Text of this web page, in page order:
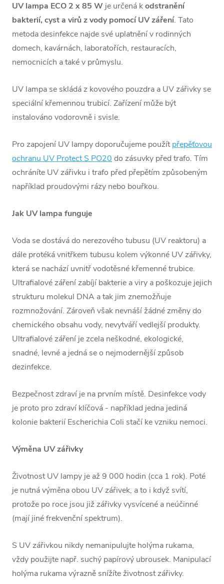
UV lampa ECO 2 x 85 W je určená kodstranění
bakterií, cyst a virů z vody pomocí UV záření. Tato
metoda desinfekce najde své uplatnění v rodinných
domech, kavárnách, laboratořích, restauracích,
nemocnicích a také v průmyslu.
UV lampa se skládá z kovového pouzdra a UV zářivky se
speciální křemennou trubicí. Zařízení může být
instalováno vodorovně i svisle.
Pro zapojení UV lampy doporučujeme použítpřepěťovou
ochranu UV Protect S PO20 do zásuvky před trafo. Tím
ochráníte UV zářivku i trafo před přepětím způsobeným
například proudovými rázy nebo bouřkou.
Jak UV lampa funguje
Voda se dostává do nerezového tubusu (UV reaktoru) a
dále protéká vnitřkem tubusu kolem výkonné UV zářivky,
která se nachází uvnitř vodotěsné křemenné trubice.
Ultrafialové záření zabíjí bakterie a viry a poškozuje jejich
strukturu molekul DNA a tak jim znemožňuje
rozmnožování. Zároveň však nevnáší žádné změny do
chemického obsahu vody, nevytváří vedlejší produkty.
Ultrafialové záření je zcela neškodné, ekologické,
snadné, levné a jedná se o nejmodernější způsob
dezinfekce.
Bezpečnost zdraví je na prvním místě. Desinfekce vody
je proto pro zdraví klíčová - například jedna jediná
kolonie bakterií Escherichia Coli stačí ke vzniku nemoci.
Výměna UV zářivky
Životnost UV lampy je až 9 000 hodin (cca 1 rok). Poté
je nutná výměna obou UV zářivek, a to i když svítí,
protože po roce jsou již zářivky vysvícené a neúčinné
(mají jiné frekvenční spektrum).
S UV zářivkou nikdy nemanipulujte holýma rukama,
vždy použijte např. suchý papírový ubrousek. Manipulací
holýma rukama výrazně snížíte životnost zářivky.